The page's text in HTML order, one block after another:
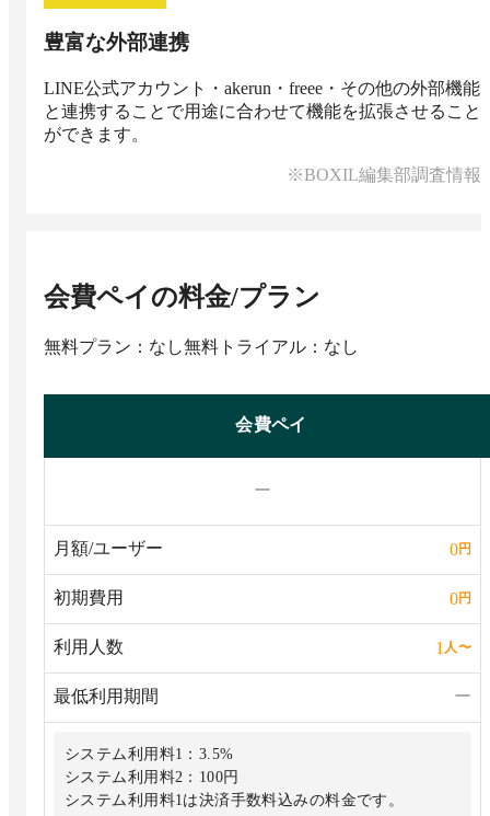
豊富な外部連携
LINE公式アカウント・akerun・freee・その他の外部機能
と連携することで用途に合わせて機能を拡張させること
ができます。
※BOXIL編集部調査情報
会費ペイの料金/プラン
無料プラン：なし無料トライアル：なし
会費ペイ
ー
月額/ユーザー 0円
初期費用 0円
利用人数 1人〜
最低利用期間 ー
システム利用料1：3.5%
システム利用料2：100円
システム利用料1は決済手数料込みの料金です。